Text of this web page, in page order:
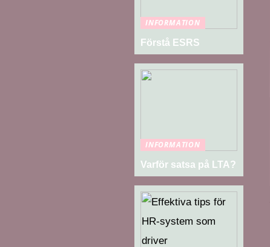
INFORMATION
Förstå ESRS
INFORMATION
Varför satsa på LTA?